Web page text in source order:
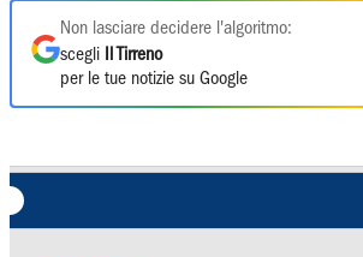
Non lasciare decidere l'algoritmo:
scegli
Il Tirreno
per le tue notizie su Google